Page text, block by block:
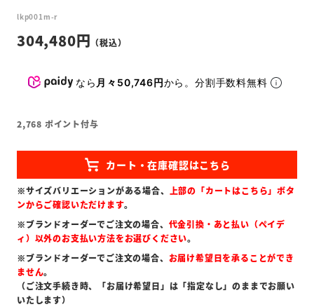
lkp001m-r
304,480
なら 月々50,746円から。分割手数料無料
2,768 ポイント付与
※サイズバリエーションがある場合、 上部の「カートはこちら」ボタ
ンからご確認いただけます。
※ブランドオーダーでご注文の場合、 代金引換・あと払い（ペイデ
ィ）以外のお支払い方法をお選びください。
※ブランドオーダーでご注文の場合、 お届け希望日を承ることができ
ません。
（ご注文手続き時、「お届け希望日」は「指定なし」のままでお願い
いたします）